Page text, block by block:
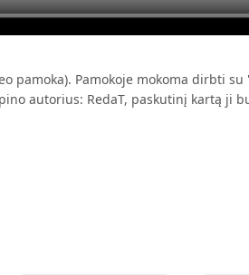
pamoka). Pamokoje mokoma dirbti
autorius: RedaT, paskutinį kartą ji